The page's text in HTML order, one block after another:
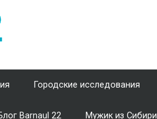
Городские исследования
Barnaul 22 Мужик из Сибири